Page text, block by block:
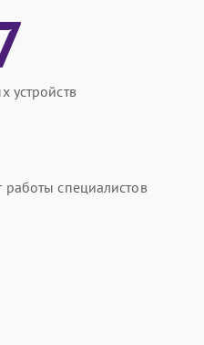
устройств
специалистов